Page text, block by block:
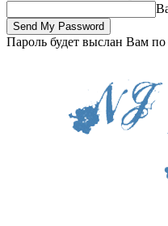
Пароль будет выслан Вам по